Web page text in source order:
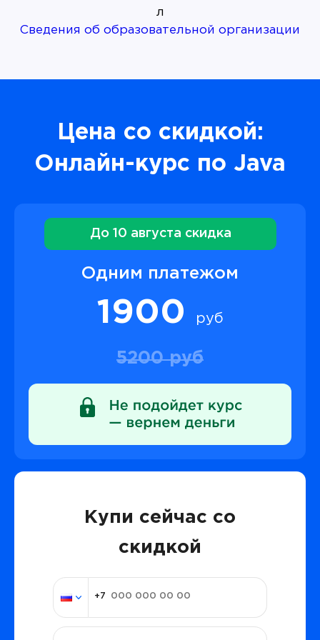
Сведения об образовательной организации
Цена со скидкой:
Онлайн-курс по Java
До 10 августа скидка
Одним платежом
1900 руб
5200 руб
Купи сейчас со
скидкой